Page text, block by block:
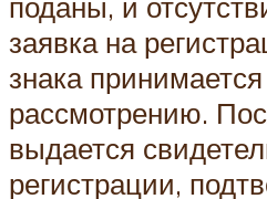
заявка на
знака принимается
рассмотрению.
выдается
регистрации,